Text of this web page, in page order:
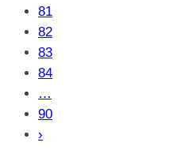
81
82
83
84
…
90
›